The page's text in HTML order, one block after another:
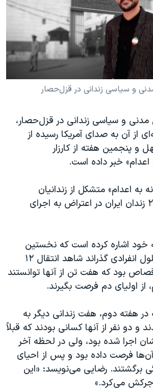
آمریکا ۲۰۲۴
به اسرائیل
کادر رهبری ایران
نوبل صلح
آمریکا «سی‌پک»
و سیاسی زندانی در قزل‌حصار
مدنی و سیاسی زندانی در قزل‌حصار،
از آن به صدای آمریکا رسیده از
و پنجمین هفته از کارزار
خبر داده است.
به اعدام» متشکل از زندانیان
اعتصابی بیش از ۲۲ زندان ایران در اعتراض به اجرای
خود اشاره کرده است که نخستین
هفته‌ای که او در سلول انفرادی گذراند شاهد انتقال ۱۲
بود که هفت تن از آنها توانستند
اولیای دم فرصت بگیرند.
هفته دوم، هفت زندانی دیگر به
و دو نفر از آنها کسانی بودند که قبلاً
اجرا شده بود، ولی در لحظه آخر
فرصت داده بود و پس از احیای
برگشتند. رضایی می‌نویسد: «این
می‌کرد.»